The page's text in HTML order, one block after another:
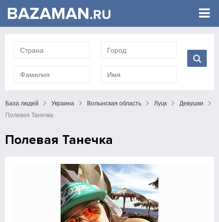
База людей Украина Волынская область Луцк
Девушки
Полевая Танечка
Полевая Танечка